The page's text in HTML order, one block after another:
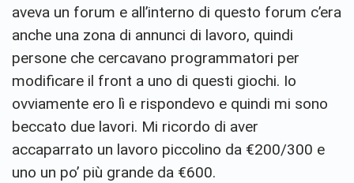
aveva un forum e all’interno di questo forum c’era
anche una zona di annunci di lavoro, quindi
persone che cercavano programmatori per
modificare il front a uno di questi giochi. Io
ovviamente ero lì e rispondevo e quindi mi sono
beccato due lavori. Mi ricordo di aver
accaparrato un lavoro piccolino da €200/300 e
uno un po’ più grande da €600.